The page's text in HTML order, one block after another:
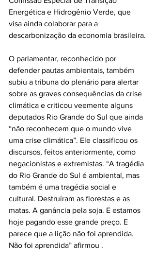
Energética e Hidrogênio Verde, que
visa ainda colaborar para a
descarbonização da economia brasileira.
O parlamentar, reconhecido por
defender pautas ambientais, também
subiu a tribuna do plenário para alertar
sobre as graves consequências da crise
climática e criticou veemente alguns
deputados Rio Grande do Sul que ainda
“não reconhecem que o mundo vive
uma crise climática”. Ele classificou os
discursos, feitos anteriormente, como
negacionistas e extremistas. “A tragédia
do Rio Grande do Sul é ambiental, mas
também é uma tragédia social e
cultural. Destruíram as florestas e as
matas. A ganância pela soja. E estamos
hoje pagando esse grande preço. E
parece que a lição não foi aprendida.
Não foi aprendida” afirmou .